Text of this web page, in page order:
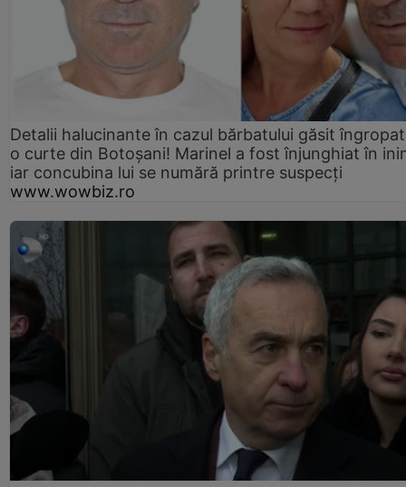
Detalii halucinante în cazul bărbatului găsit
o curte din Botoșani! Marinel a fost înjunghiat în
iar concubina lui se numără printre suspecți
www.wowbiz.ro